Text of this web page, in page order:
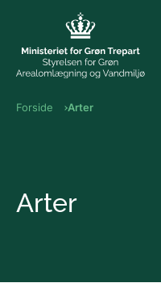
Forside Arter
Arter